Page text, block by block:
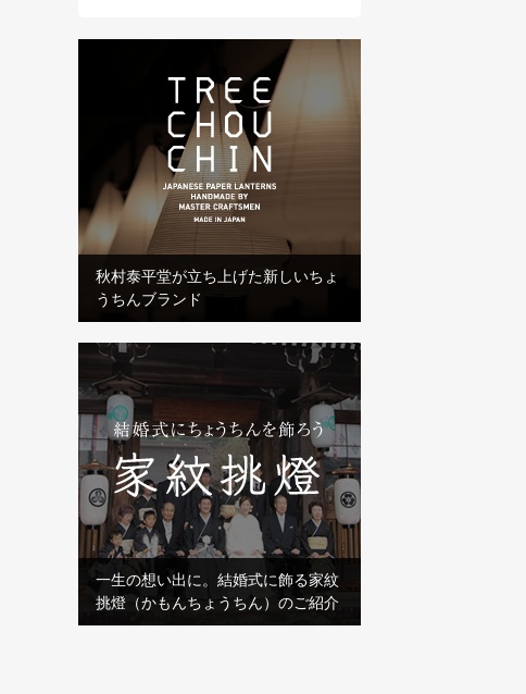
秋村泰平堂が立ち上げた新しいちょ
うちんブランド
一生の想い出に。結婚式に飾る家紋
挑燈（かもんちょうちん）のご紹介